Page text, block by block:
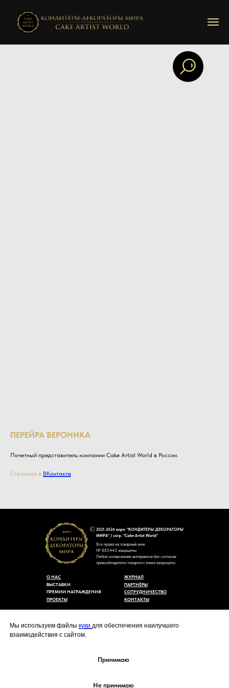
Мы используем файлы куки для обеспечения наилучшего
взаимодействия с сайтом.
Принимаю
Не принимаю
ПЕРЕЙРА ВЕРОНИКА
Почетный представитель компании Cake Artist World в России.
Страница в ВКонтакте
2021-2026 корп. "КОНДИТЕРЫ-ДЕКОРАТОРЫ
МИРА" / corp. “Cake Artist World”
Все права на товарный знак
№ 885442 защищены
Любое копирование материалов без согласия
правообладателя товарного знака запрещено
cakeartistworld@mail.ru
КОНТАКТЫ
СОТРУДНИЧЕСТВО
ЖУРНАЛ
ПАРТНЁРЫ
ПРЕМИИ НАГРАЖДЕНИЯ
ПРОЕКТЫ
ВЫСТАВКИ
О НАС
Политика конфиденциальности
Согласие на обработку персональных данных